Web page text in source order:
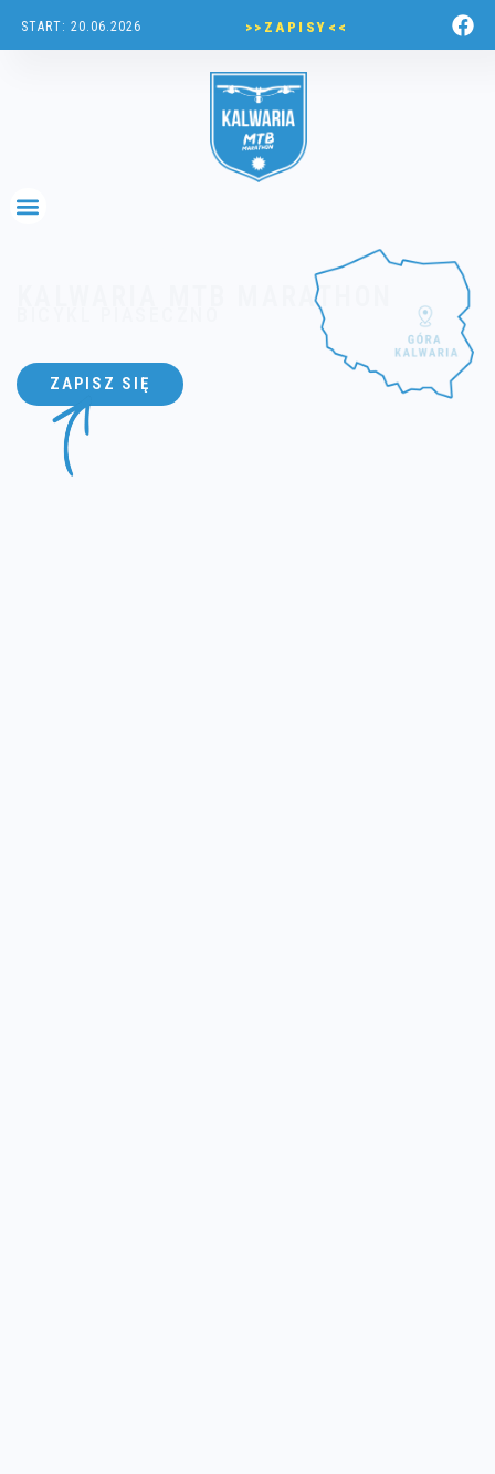
START: 20.06.2026 >>ZAPISY<<
KALWARIA MTB MARATHON
ZAPISZ SIĘ